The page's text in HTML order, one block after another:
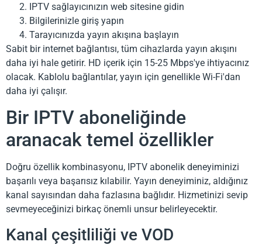
IPTV sağlayıcınızın web sitesine gidin
Bilgilerinizle giriş yapın
Tarayıcınızda yayın akışına başlayın
Sabit bir internet bağlantısı, tüm cihazlarda yayın akışını
daha iyi hale getirir. HD içerik için 15-25 Mbps'ye ihtiyacınız
olacak. Kablolu bağlantılar, yayın için genellikle Wi-Fi'dan
daha iyi çalışır.
Bir IPTV aboneliğinde
aranacak temel özellikler
Doğru özellik kombinasyonu, IPTV abonelik deneyiminizi
başarılı veya başarısız kılabilir. Yayın deneyiminiz, aldığınız
kanal sayısından daha fazlasına bağlıdır. Hizmetinizi sevip
sevmeyeceğinizi birkaç önemli unsur belirleyecektir.
Kanal çeşitliliği ve VOD